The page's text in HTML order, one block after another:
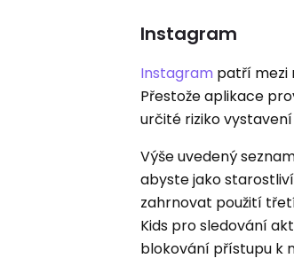
Instagram
Instagram patří mezi
Přestože aplikace
určité riziko
Výše uvedený
abyste jako
zahrnovat použití
Kids pro sledování
blokování přístupu k